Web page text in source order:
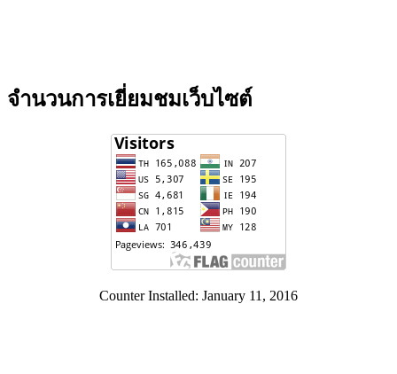
จำนวนการเยี่ยมชมเว็บไซต์
Counter Installed: January 11, 2016